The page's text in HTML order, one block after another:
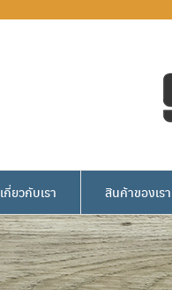
เกี่ยวกับเรา สินค้าของเรา